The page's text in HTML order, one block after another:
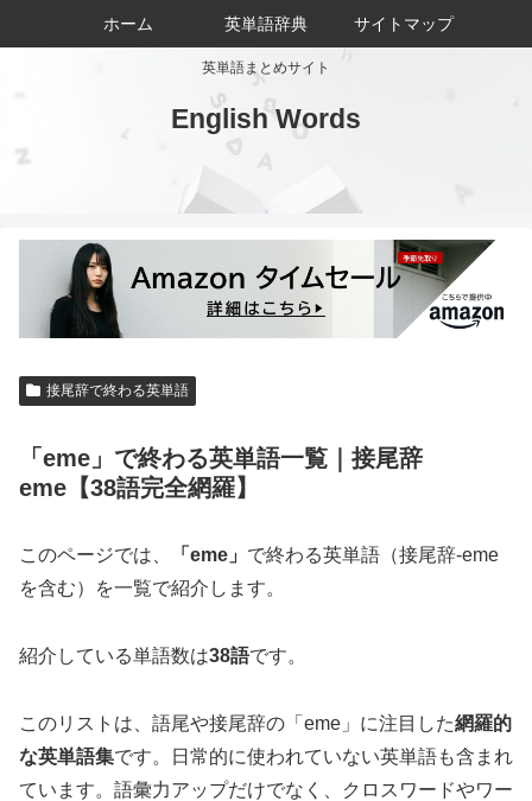
英単語まとめサイト
English Words
ホーム 英単語辞典 サイトマップ
接尾辞で終わる英単語
「eme」で終わる英単語一覧｜接尾辞
eme【38語完全網羅】
このページでは、 「eme」 で終わる英単語（接尾辞-eme
を含む）を一覧で紹介します。
紹介している単語数は38語です。
このリストは、語尾や接尾辞の「eme」に注目した網羅的
な英単語集です。日常的に使われていない英単語も含まれ
ています。語彙力アップだけでなく、クロスワードやワー